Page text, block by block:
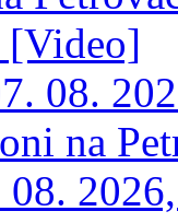
[Video]
08.
na